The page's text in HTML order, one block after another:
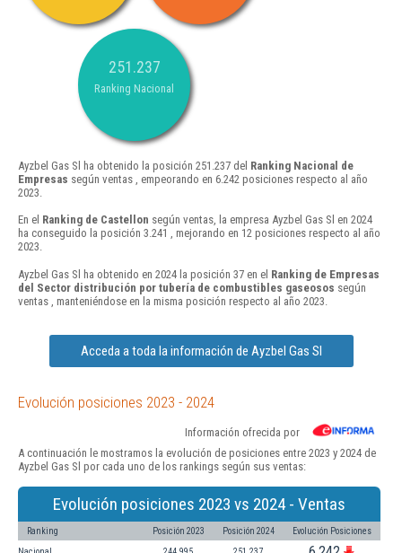
251.237
Ranking Nacional
Ayzbel Gas Sl ha obtenido la posición 251.237 del Ranking Nacional de
Empresas según ventas , empeorando en 6.242 posiciones respecto al año
2023.
En el Ranking de Castellon según ventas, la empresa Ayzbel Gas Sl en 2024
ha conseguido la posición 3.241 , mejorando en 12 posiciones respecto al año
2023.
Ayzbel Gas Sl ha obtenido en 2024 la posición 37 en el Ranking de Empresas
del Sector distribución por tubería de combustibles gaseosos según
ventas , manteniéndose en la misma posición respecto al año 2023.
Acceda a toda la información de Ayzbel Gas Sl
Evolución posiciones 2023 - 2024
Información ofrecida por
A continuación le mostramos la evolución de posiciones entre 2023 y 2024 de
Ayzbel Gas Sl por cada uno de los rankings según sus ventas:
Evolución posiciones 2023 vs 2024 - Ventas
Ranking Posición 2023 Posición 2024 Evolución Posiciones